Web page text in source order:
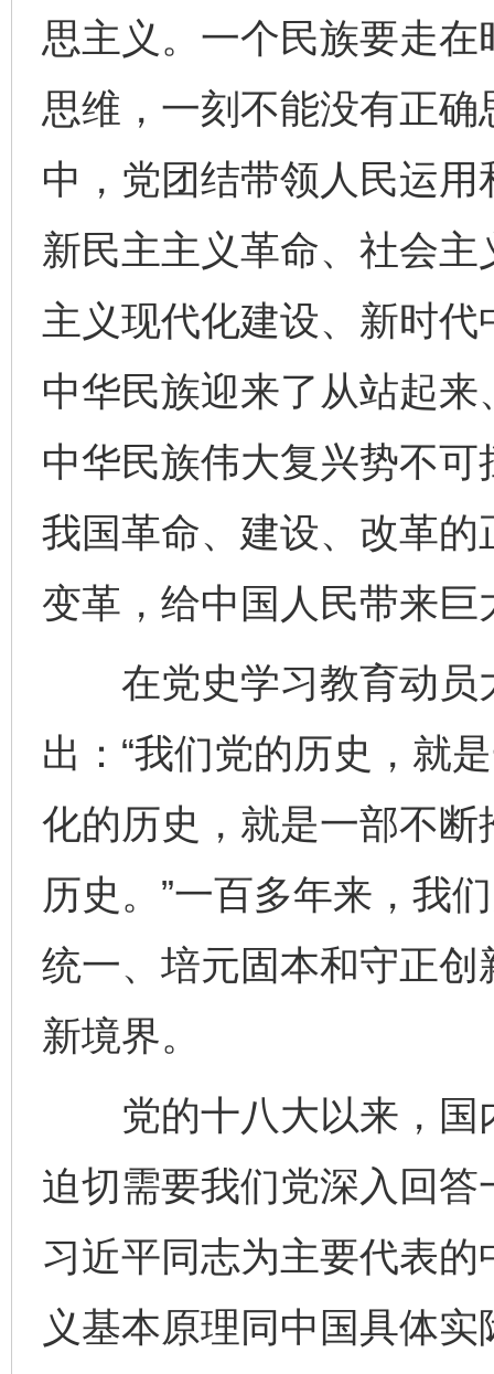
思主义。一个民族要走
思维，一刻不能没有正
中，党团结带领人民运
新民主主义革命、社会
主义现代化建设、新时
中华民族迎来了从站起
中华民族伟大复兴势不
我国革命、建设、改革
变革，给中国人民带来巨
在党史学习教育动员
出：“我们党的历史，就
化的历史，就是一部不
历史。”一百多年来，我
统一、培元固本和守正
新境界。
党的十八大以来，国
迫切需要我们党深入回
习近平同志为主要代表
义基本原理同中国具体